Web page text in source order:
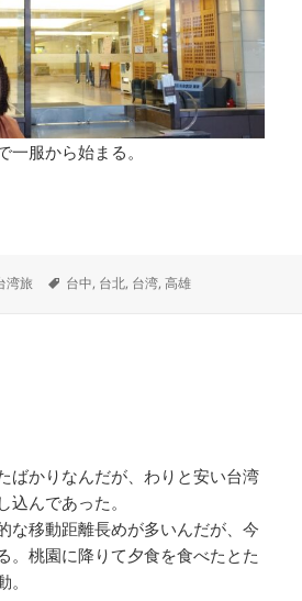
一服から始まる。
湾旅
タ
台中, 台北, 台湾,高雄
ばかりなんだが、わりと安い台湾
込んであった。
な移動距離長めが多いんだが、今
。桃園に降りて夕食を食べたとた